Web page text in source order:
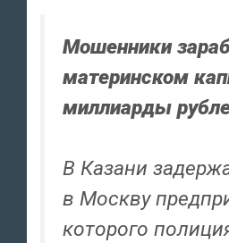
Мошенники
материнском
миллиарды
В Казани
в Москву
которого